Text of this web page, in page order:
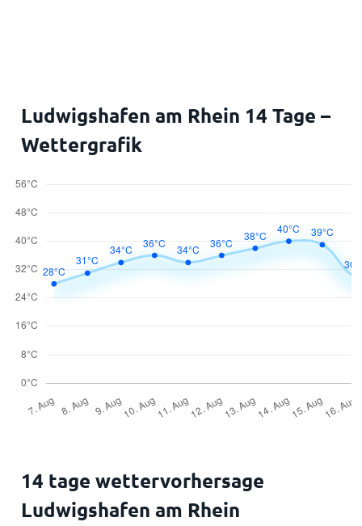
Ludwigshafen am Rhein 14 Tage –
Wettergrafik
14 tage wettervorhersage
Ludwigshafen am Rhein